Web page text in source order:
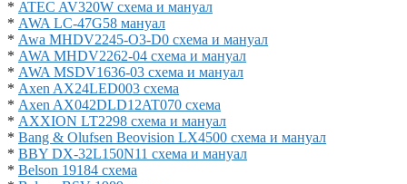
* ATEC AV320W схема и мануал
* AWA LC-47G58 мануал
* Awa MHDV2245-O3-D0 схема и мануал
* AWA MHDV2262-04 схема и мануал
* AWA MSDV1636-03 схема и мануал
* Axen AX24LED003 схема
* Axen AX042DLD12AT070 схема
* AXXION LT2298 схема и мануал
* Bang & Olufsen Beovision LX4500 схема и мануал
* BBY DX-32L150N11 схема и мануал
* Belson 19184 схема